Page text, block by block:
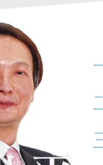
廳以綜合料理為主，使
與管理能力的養成
，四年多期間經常與法
、土耳其等國家主廚合作
九個餐廳、多國主廚的
基礎。
成功？
為例說